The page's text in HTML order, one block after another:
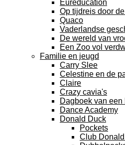
Eureducation
Op tijdreis door
Quaco
Vaderlandse
De wereld van
Een Zoo vol
Familie en jeugd
Carry Slee
Celestine en de
Claire
Crazy cavia's
Dagboek van een
Dance Academy
Donald Duck
Pockets
Club